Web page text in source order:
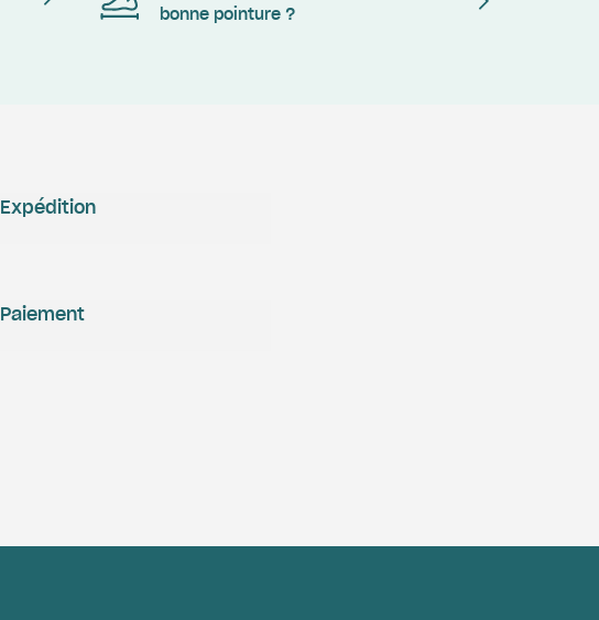
bonne pointure ?
Expédition
Paiement